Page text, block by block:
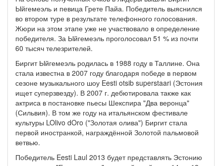
Ыйгемеэль и певица Грете Пайа. Победитель выяснился
во втором туре в результате телефонного голосования.
Жюри на этом этапе уже не участвовало в определение
победителя. За Ыйгемеэль проголосовал 51 % из почти
60 тысяч телезрителей.
Биргит Ыйгемеэль родилась в 1988 году в Таллине. Она
стала известна в 2007 году благодаря победе в первом
сезоне музыкального шоу Eesti otsib superstaari (Эстония
ищет суперзвезду). В 2007 г. дебютировала также как
актриса в постановке пьесы Шекспира "Два веронца"
(Сильвия). В том же году на итальянском фестивале
культуры LOlivo dOro ("Золотая олива") Биргит стала
первой иностранкой, награждённой Золотой пальмовой
ветвью.
Победитель Eesti Laul 2013 будет представлять Эстонию